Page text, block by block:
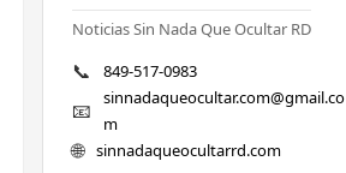
Noticias Sin Nada Que Ocultar RD
📞 849-517-0983
📧
sinnadaqueocultar.com@gmail.co
m
🌐 sinnadaqueocultarrd.com